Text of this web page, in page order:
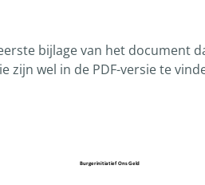
bijlage van het document
zijn wel in de PDF-versie te